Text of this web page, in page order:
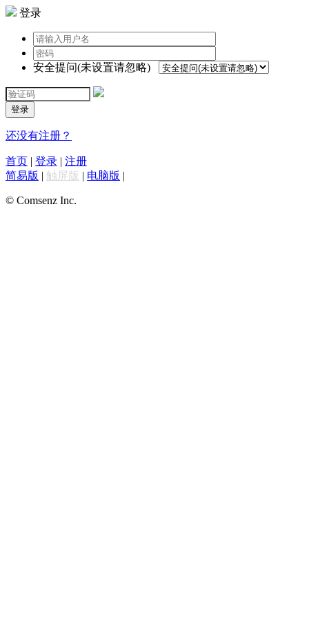
登录
安全提问(未设置请忽略)
登录
还没有注册？
首页 | 登录 | 注册
简易版 | 触屏版 | 电脑版 |
© Comsenz Inc.